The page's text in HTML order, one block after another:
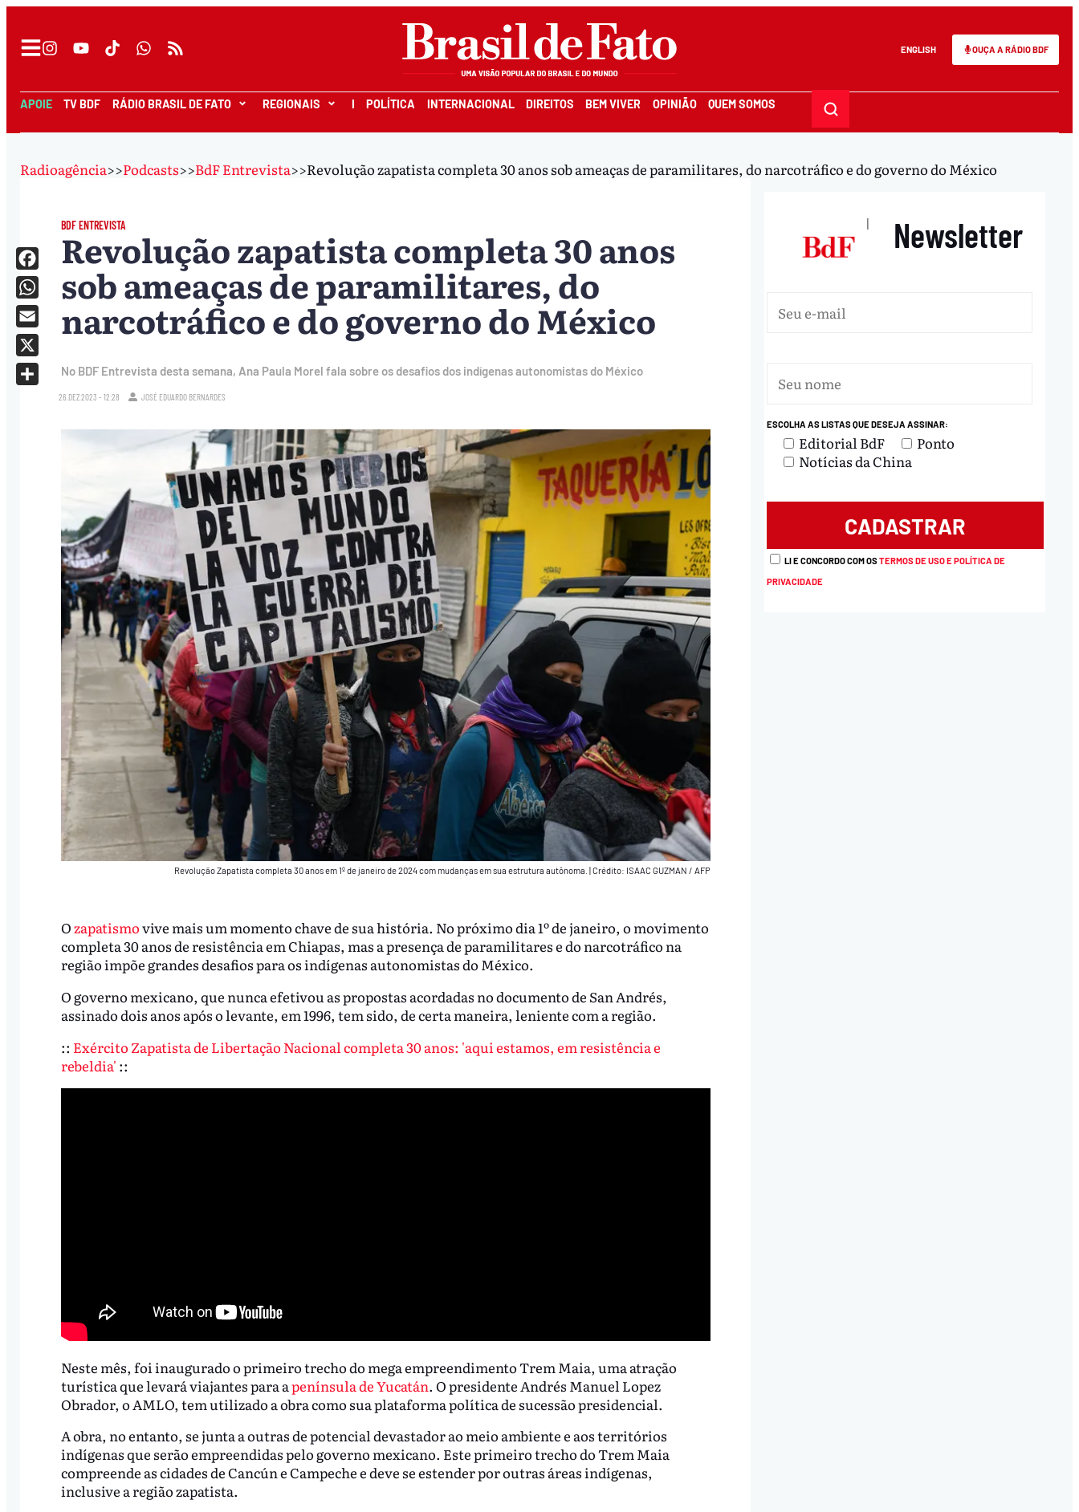
ENGLISH OUÇA A RÁDIO BDF
APOIE TV BDF RÁDIO BRASIL DE FATO REGIONAIS I POLÍTICA INTERNACIONAL DIREITOS BEM VIVER OPINIÃO QUEM SOMOS
Radioagência>>Podcasts>>BdF Entrevista>>Revolução zapatista completa 30 anos sob ameaças de paramilitares, do narcotráfico e do governo do México
BDF ENTREVISTA
Revolução zapatista completa 30 anos
sob ameaças de paramilitares, do
narcotráfico e do governo do México
No BDF Entrevista desta semana, Ana Paula Morel fala sobre os desafios dos indígenas autonomistas do México
26.DEZ.2023 - 12:28 JOSÉ EDUARDO BERNARDES
Revolução Zapatista completa 30 anos em 1º de janeiro de 2024 com mudanças em sua estrutura autônoma. Crédito: ISAAC GUZMAN / AFP
Ozapatismovive mais um momento chave de sua história. No próximo dia 1º de janeiro, o movimento
completa 30 anos de resistência em Chiapas, mas a presença de paramilitares e do narcotráfico na
região impõe grandes desafios para os indígenas autonomistas do México.
O governo mexicano, que nunca efetivou as propostas acordadas no documento de San Andrés,
assinado dois anos após o levante, em 1996, tem sido, de certa maneira, leniente com a região.
:: Exército Zapatista de Libertação Nacional completa 30 anos: 'aqui estamos, em resistência e
rebeldia' ::
Neste mês, foi inaugurado o primeiro trecho do mega empreendimento Trem Maia, uma atração
turística que levará viajantes para apenínsula de Yucatán. O presidente Andrés Manuel Lopez
Obrador, o AMLO, tem utilizado a obra como sua plataforma política de sucessão presidencial.
A obra, no entanto, se junta a outras de potencial devastador ao meio ambiente e aos territórios
indígenas que serão empreendidas pelo governo mexicano. Este primeiro trecho do Trem Maia
compreende as cidades de Cancún e Campeche e deve se estender por outras áreas indígenas,
inclusive a região zapatista.
Facebook
WhatsApp
Email
X
| Newsletter
ESCOLHA AS LISTAS QUE DESEJA ASSINAR:
Editorial BdF
Ponto
Notícias da China
LI E CONCORDO COM OSTERMOS DE USO E POLÍTICA DE
PRIVACIDADE